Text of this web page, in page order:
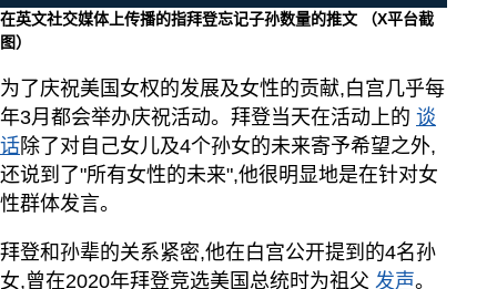
在英文社交媒体上传播的指拜登忘记子孙数量的推文 （X平台截
图）
为了庆祝美国女权的发展及女性的贡献,白宫几乎每
年3月都会举办庆祝活动。拜登当天在活动上的 谈
话除了对自己女儿及4个孙女的未来寄予希望之外,
还说到了"所有女性的未来",他很明显地是在针对女
性群体发言。
拜登和孙辈的关系紧密,他在白宫公开提到的4名孙
女,曾在2020年拜登竞选美国总统时为祖父 发声。